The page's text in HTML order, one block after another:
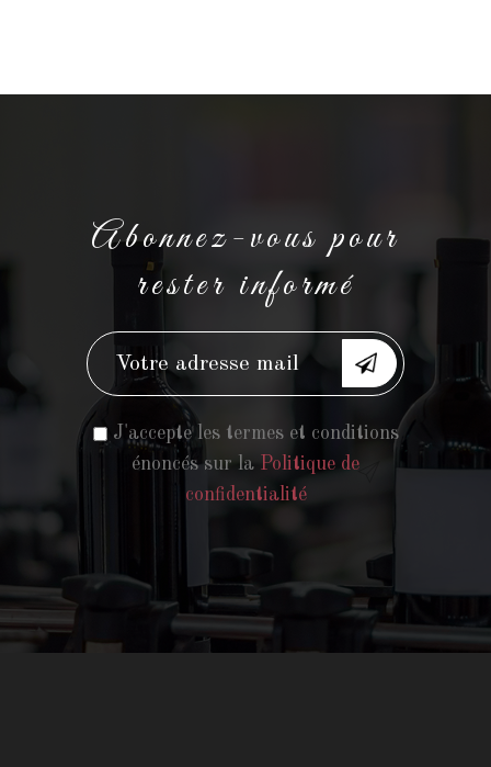
Abonnez-vous pour
rester informé
J'accepte les termes et conditions
énoncés sur la Politique de
confidentialité